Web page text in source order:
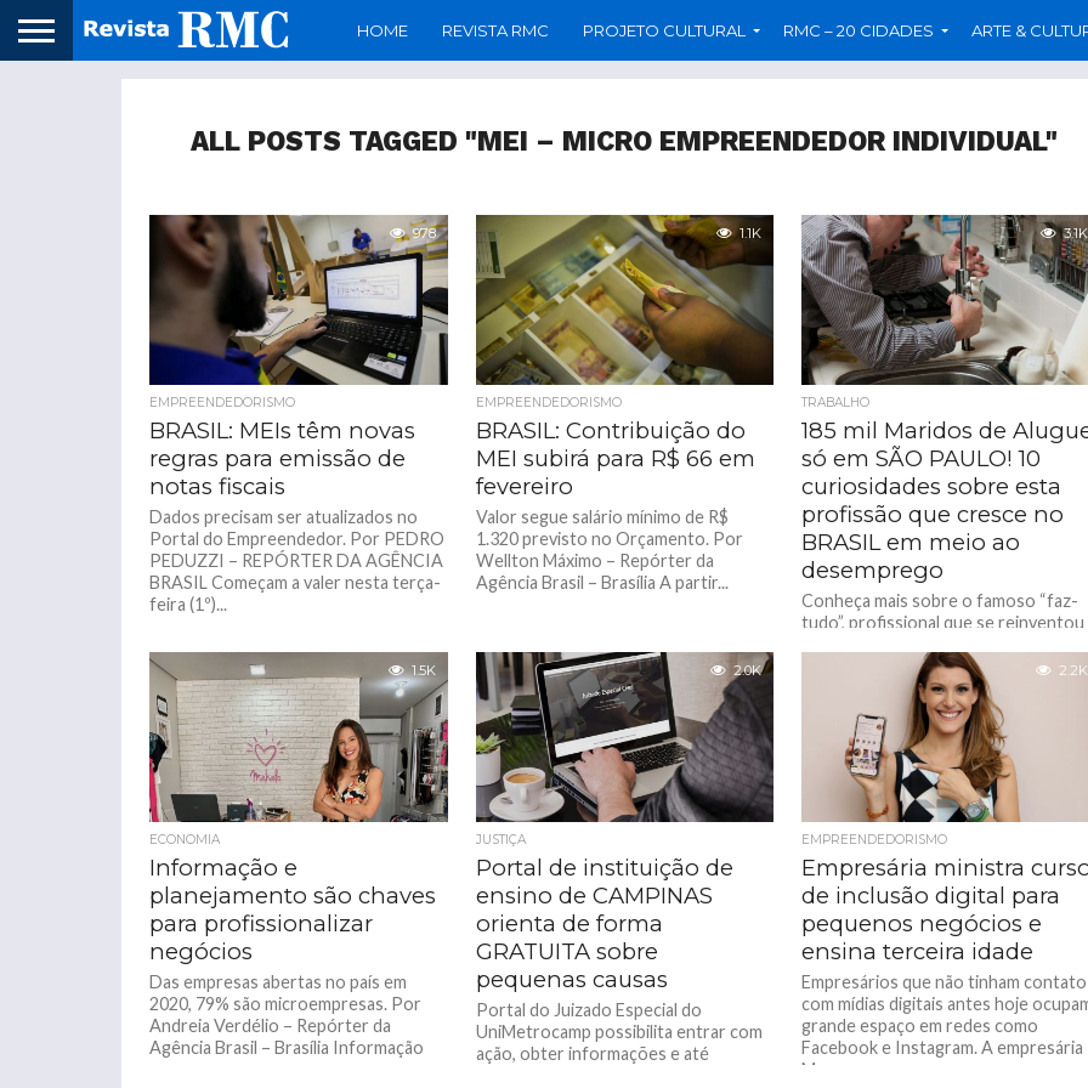
HOME REVISTA RMC PROJETO CULTURAL RMC – 20 CIDADES ARTE &
ALL POSTS TAGGED "MEI – MICRO EMPREENDEDOR INDIVIDUAL"
978
EMPREENDEDORISMO
BRASIL: MEIs têm novas
regras para emissão de
notas fiscais
Dados precisam ser atualizados no
Portal do Empreendedor. Por PEDRO
PEDUZZI – REPÓRTER DA AGÊNCIA
BRASIL Começam a valer nesta terça-
feira (1º)...
1.1K
EMPREENDEDORISMO
BRASIL: Contribuição do
MEI subirá para R$ 66 em
fevereiro
Valor segue salário mínimo de R$
1.320 previsto no Orçamento. Por
Wellton Máximo – Repórter da
Agência Brasil – Brasília A partir...
3.1K
TRABALHO
185 mil Maridos de
só em SÃO PAULO! 10
curiosidades sobre esta
profissão que cresce no
BRASIL em meio ao
desemprego
Conheça mais sobre o famoso “faz-
tudo”, profissional que se reinventou
desafiador. Desde o início da pandemia
1.5K
ECONOMIA
Informação e
planejamento são chaves
para profissionalizar
negócios
Das empresas abertas no país em
2020, 79% são microempresas. Por
Andreia Verdélio – Repórter da
Agência Brasil – Brasília Informação
2.0K
JUSTIÇA
Portal de instituição de
ensino de CAMPINAS
orienta de forma
GRATUITA sobre
pequenas causas
Portal do Juizado Especial do
UniMetrocamp possibilita entrar com
ação, obter informações e até
2.2K
EMPREENDEDORISMO
Empresária ministra
de inclusão digital para
pequenos negócios e
ensina terceira idade
Empresários que não tinham contato
com mídias digitais antes hoje
grande espaço em redes como
Facebook e Instagram. A empresária
Mayra...